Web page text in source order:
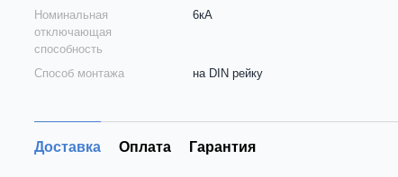
Номинальная
отключающая
способность
6кА
Способ монтажа на DIN рейку
Доставка Оплата Гарантия